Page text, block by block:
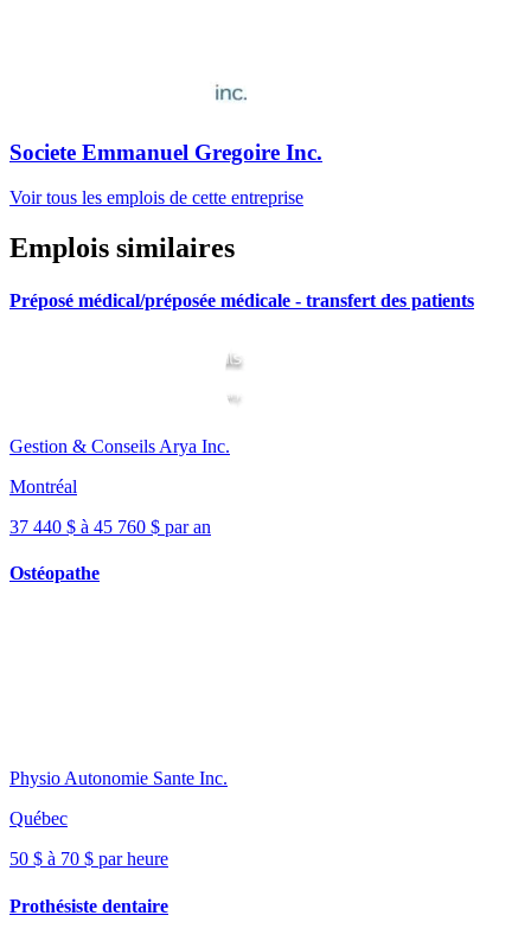
Societe Emmanuel Gregoire Inc.
Voir tous les emplois de cette entreprise
Emplois similaires
Préposé médical/préposée médicale - transfert des patients
Gestion & Conseils Arya Inc.
Montréal
37 440 $ à 45 760 $ par an
Ostéopathe
Physio Autonomie Sante Inc.
Québec
50 $ à 70 $ par heure
Prothésiste dentaire